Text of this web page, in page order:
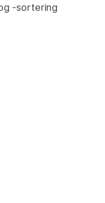
-sortering